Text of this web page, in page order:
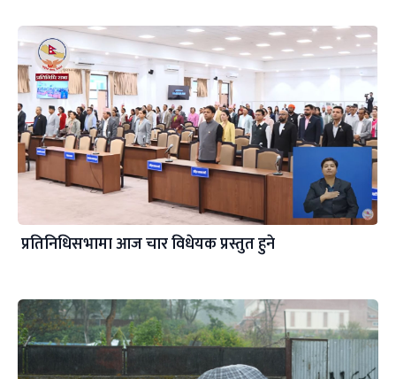
प्रतिनिधिसभामा आज चार विधेयक प्रस्तुत हुने